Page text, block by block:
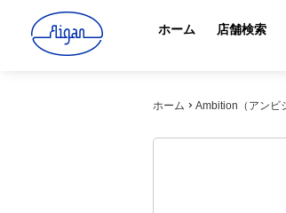
ホーム 店舗検索
ホーム Ambition（アンビ